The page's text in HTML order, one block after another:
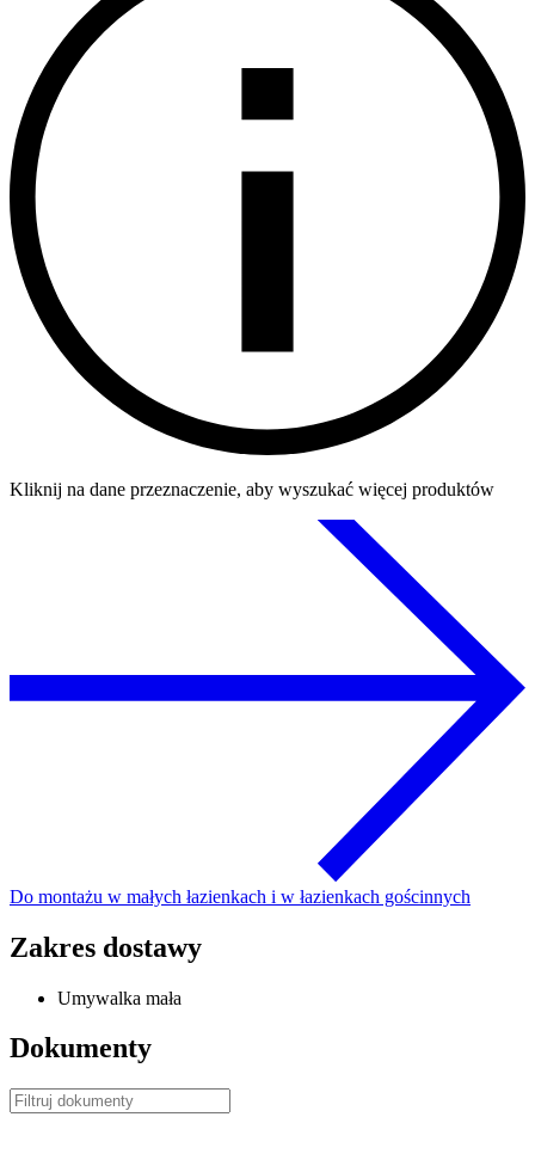
Kliknij na dane przeznaczenie, aby wyszukać więcej produktów
Do montażu w małych łazienkach i w łazienkach gościnnych
Zakres dostawy
Umywalka mała
Dokumenty